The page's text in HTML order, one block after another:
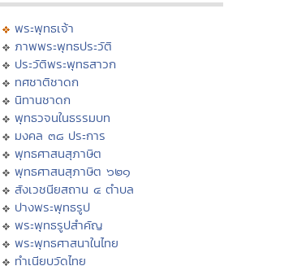
พระพุทธเจ้า
ภาพพระพุทธประวัติ
ประวัติพระพุทธสาวก
ทศชาติชาดก
นิทานชาดก
พุทธวจนในธรรมบท
มงคล ๓๘ ประการ
พุทธศาสนสุภาษิต
พุทธศาสนสุภาษิต ๖๒๑
สังเวชนียสถาน ๔ ตำบล
ปางพระพุทธรูป
พระพุทธรูปสำคัญ
พระพุทธศาสนาในไทย
ทำเนียบวัดไทย